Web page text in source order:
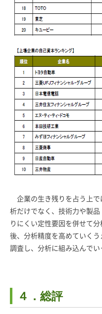
企業の生き残りを占う上で
析だけでなく、技術力や製
りにくい定性要因を併せて
後、分析精度を高めていく
調査し、分析に組み込んでい
４．総評